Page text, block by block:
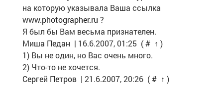
на которую указывала Ваша ссылка
www.photographer.ru ?
Я был бы Вам весьма признателен.
Миша Педан | 16.6.2007, 01:25 (# ↑ )
1) Вы не один, но Вас очень много.
2) Что-то не хочется.
Сергей Петров | 21.6.2007, 20:26 (# ↑ )